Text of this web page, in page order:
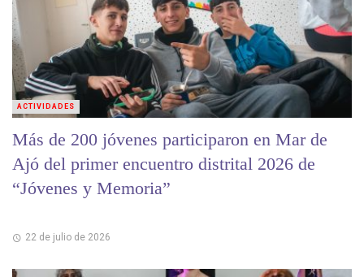
Más de 200 jóvenes participaron en Mar de
Ajó del primer encuentro distrital 2026 de
“Jóvenes y Memoria”
22 de julio de 2026
ACTIVIDADES